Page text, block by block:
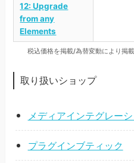
12: Upgrade
from any
Elements
税込価格を掲載/為替変動により掲
取り扱いショップ
メディアインテグレー
プラグインブティック